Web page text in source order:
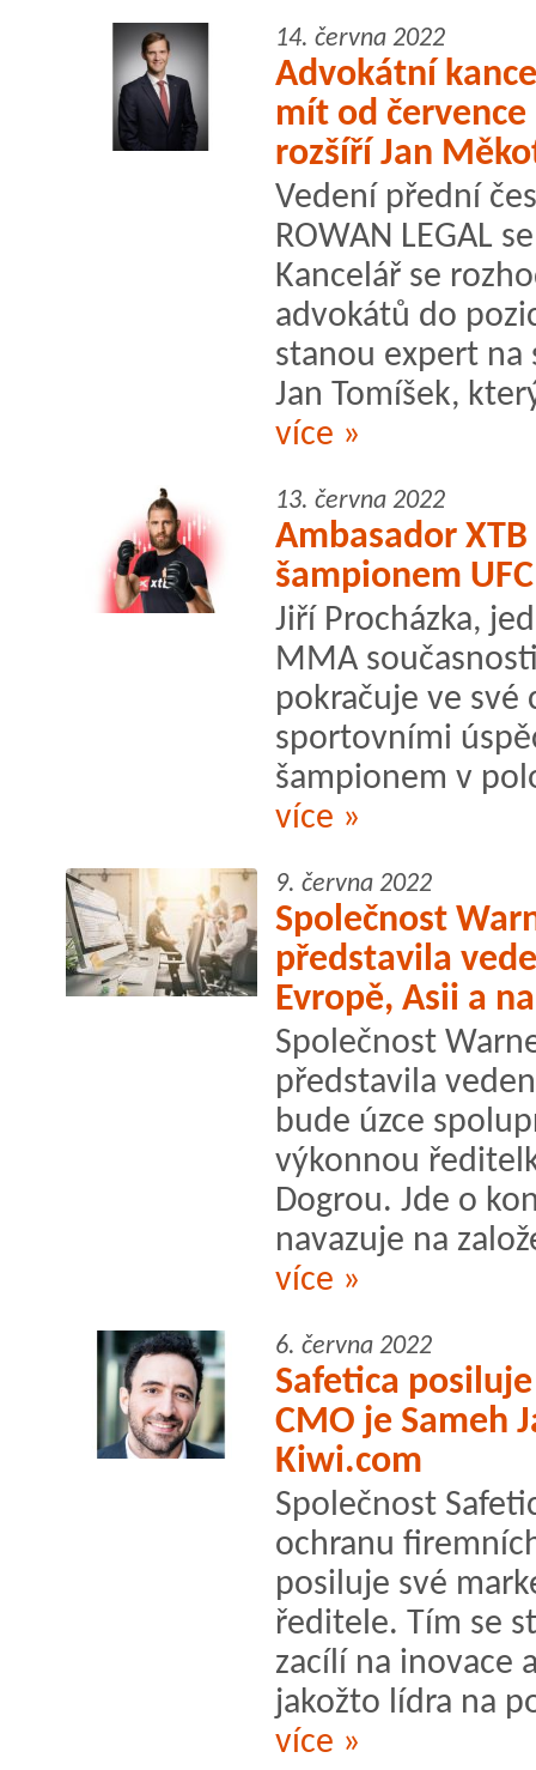
14. června 2022
Advokátní
mít od
rozšíří Jan
Vedení přední
ROWAN LEGAL
Kancelář se
advokátů do
stanou expert na
Jan Tomíšek,
více »
13. června 2022
Ambasador
šampionem UFC
Jiří Procházka,
MMA
pokračuje ve své
sportovními
šampionem v
více »
9. června 2022
Společnost
představila
Evropě, Asii a
Společnost
představila
bude úzce
výkonnou
Dogrou. Jde o
navazuje na
více »
6. června 2022
Safetica
CMO je Sameh
Kiwi.com
Společnost
ochranu
posiluje své
ředitele. Tím se
zacílí na inovace
jakožto lídra na
více »